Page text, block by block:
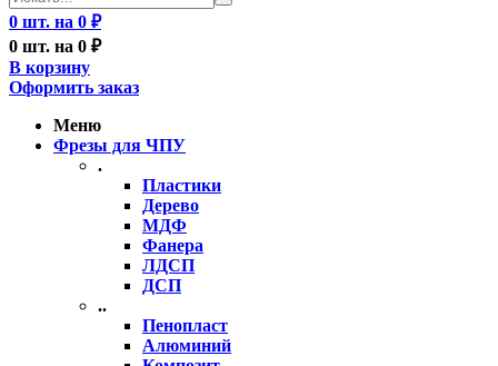
0 шт. на 0 ₽
0 шт. на 0 ₽
В корзину
Оформить заказ
Меню
Фрезы для ЧПУ
.
Пластики
Дерево
МДФ
Фанера
ЛДСП
ДСП
..
Пенопласт
Алюминий